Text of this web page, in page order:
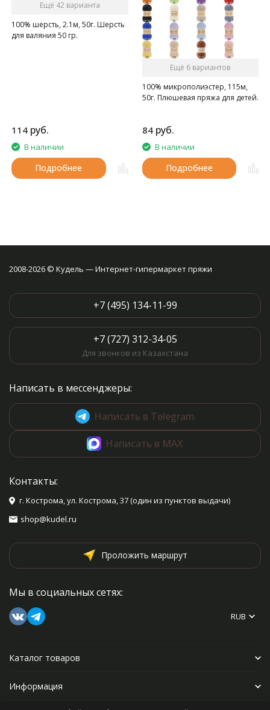
Ещё 42 варианта
100% шерсть, 2.1м, 50г. Шерсть
для валяния 50 гр.
114 руб.
В наличии
Подробнее
Ещё 6 вариантов
100% микрополиэстер, 115м,
50г. Плюшевая пряжа для детей.
84 руб.
В наличии
Подробнее
2008-2026 © Кудель — Интернет-гипермаркет пряжи
+7 (495) 134-11-99
+7 (727) 312-34-05
Для звонков из Казахстана
Написать в мессенджеры:
Написать в Telegram
Написать в MAX
Контакты:
г. Кострома, ул. Кострома, 37 (один из пунктов выдачи)
shop@kudel.ru
Проложить маршрут
Мы в социальных сетях:
RUB
Каталог товаров
Информация